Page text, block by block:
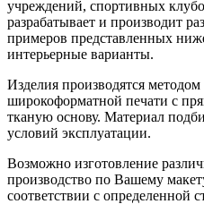
учреждений, спортивных
разрабатывает и производит
примеров представленных
интерьерные варианты.
Изделия производятся методом
широкоформатной печати с
тканую основу. Материал
условий эксплуатации.
Возможно изготовление
производство по Вашему
соответствии с определенной